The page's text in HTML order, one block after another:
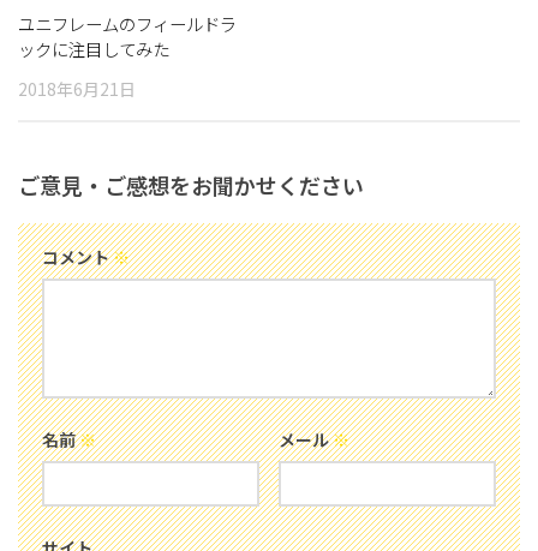
ユニフレームのフィールドラ
ックに注目してみた
2018年6月21日
ご意見・ご感想をお聞かせください
コメント※
名前※ メール※